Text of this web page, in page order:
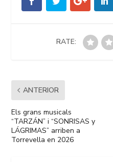
RATE:
ANTERIOR
Els grans musicals
“TARZÁN” i “SONRISAS y
LÁGRIMAS” arriben a
Torrevella en 2026